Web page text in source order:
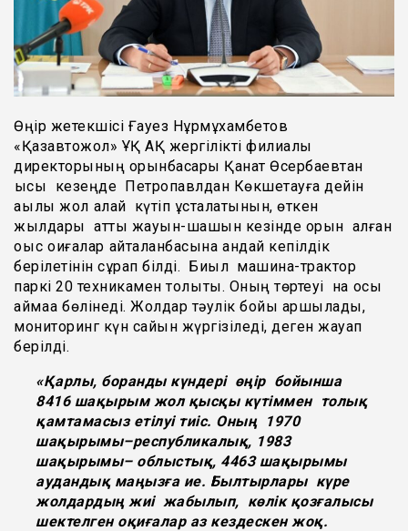
Өңір жетекшісі Ғауез Нұрмұхамбетов
«Қазавтожол» ҰҚ АҚ жергілікті филиалы
директорының орынбасары Қанат Өсербаевтан
қысқы кезеңде Петропавлдан Көкшетауға дейін
ақылы жол қалай күтіп ұсталатынын, өткен
жылдары қатты жауын-шашын кезінде орын алған
оқыс оқиғалар қайталанбасына қандай кепілдік
берілетінін сұрап білді. Биыл машина-трактор
паркі 20 техникамен толықты. Оның төртеуі нақ осы
аймаққа бөлінеді. Жолдар тәулік бойы аршылады,
мониторинг күн сайын жүргізіледі, деген жауап
берілді.
«Қарлы, боранды күндері өңір бойынша
8416 шақырым жол қысқы күтіммен толық
қамтамасыз етілуі тиіс. Оның 1970
шақырымы–республикалық, 1983
шақырымы– облыстық, 4463 шақырымы
аудандық маңызға ие. Былтырлары күре
жолдардың жиі жабылып, көлік қозғалысы
шектелген оқиғалар аз кездескен жоқ.